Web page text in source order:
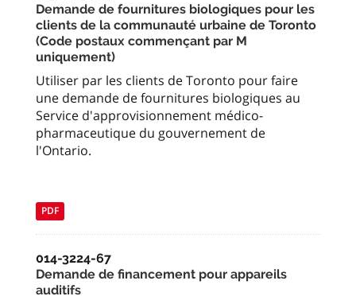
Demande de fournitures biologiques pour les
clients de la communauté urbaine de Toronto
(Code postaux commençant par M
uniquement)
Utiliser par les clients de Toronto pour faire
une demande de fournitures biologiques au
Service d'approvisionnement médico-
pharmaceutique du gouvernement de
l'Ontario.
PDF
014-3224-67
Demande de financement pour appareils
auditifs